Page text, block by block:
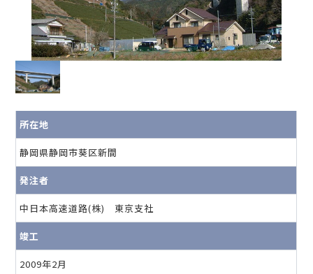
所在地
静岡県静岡市葵区新間
発注者
中日本高速道路(株) 東京支社
竣工
2009年2月